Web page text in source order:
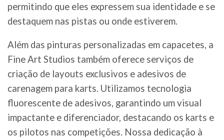
permitindo que eles expressem sua identidade e se
destaquem nas pistas ou onde estiverem.
Além das pinturas personalizadas em capacetes, a
Fine Art Studios também oferece serviços de
criação de layouts exclusivos e adesivos de
carenagem para karts. Utilizamos tecnologia
fluorescente de adesivos, garantindo um visual
impactante e diferenciador, destacando os karts e
os pilotos nas competições. Nossa dedicação à